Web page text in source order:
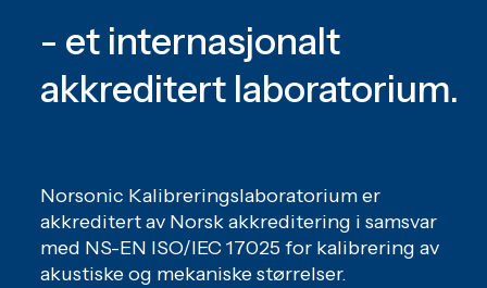
- et internasjonalt
akkreditert laboratorium.
Norsonic Kalibreringslaboratorium er
akkreditert av Norsk akkreditering i samsvar
med NS-EN ISO/IEC 17025 for kalibrering av
akustiske og mekaniske størrelser.